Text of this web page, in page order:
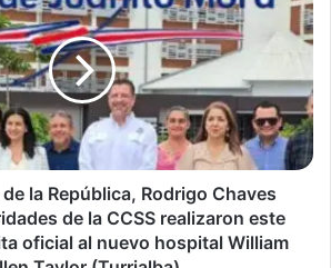
la República, Rodrigo Chaves
de la CCSS realizaron este
oficial al nuevo hospital William